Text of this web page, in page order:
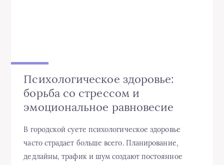
Психологическое здоровье:
борьба со стрессом и
эмоциональное равновесие
В городской суете психологическое здоровье
часто страдает больше всего. Планирование,
дедлайны, трафик и шум создают постоянное